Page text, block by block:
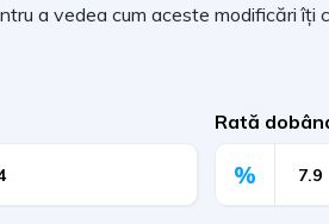
a vedea cum aceste modificări îți
Rată
%